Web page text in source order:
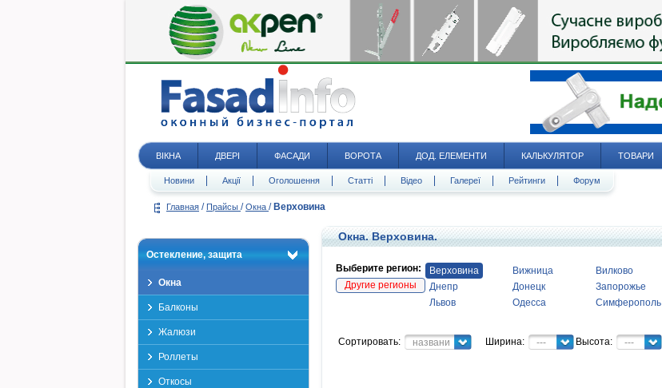
ВІКНА ДВЕРІ ФАСАДИ ВОРОТА ДОД. ЕЛЕМЕНТИ КАЛЬКУЛЯТОР ТОВАРИ
Новини Акції Оголошення Статті Відео Галереї Рейтинги Форум
Главная / Прайсы / Окна / Верховина
Остекление, защита
Окна
Балконы
Жалюзи
Роллеты
Откосы
Окна. Верховина.
Выберите регион:
Другие регионы
Верховина Вижница Вилково
Днепр
Донецк Запорожье
Львов
Одесса Симферополь
Сортировать: название Ширина: --- Высота: ---